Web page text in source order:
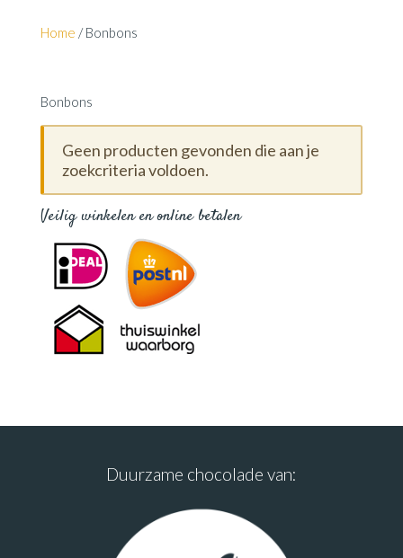
Home / Bonbons
Bonbons
Geen producten gevonden die aan je
zoekcriteria voldoen.
Veilig winkelen en online betalen
Duurzame chocolade van: